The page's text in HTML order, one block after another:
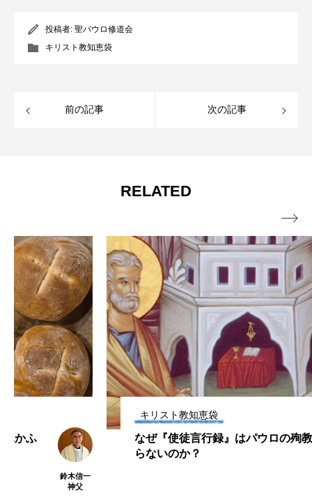
投稿者: 聖パウロ修道会
キリスト教知恵袋
前の記事 次の記事
RELATED
キリスト教知恵袋
なぜ『使徒言行録』はパウロの殉教を語
らないのか？
